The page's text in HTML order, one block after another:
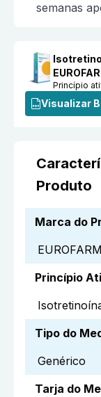
semanas
Princípio
Visualizar
Produto
Marca do
Princípio
Tipo do
Genérico
Tarja do